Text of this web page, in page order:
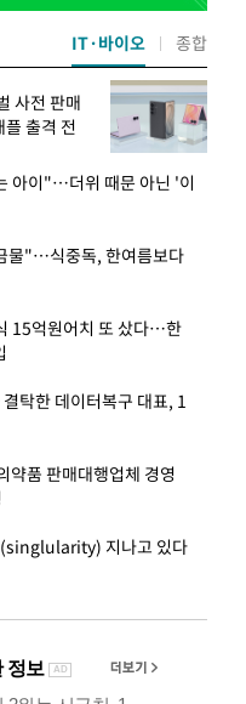
사전 판매
출격 전
아이"…더위 때문 아닌 '이
물"…식중독, 한여름보다
15억원어치 또 샀다…한
탁한 데이터복구 대표, 1
약품 판매대행업체 경영
(singlularity) 지나고 있다
IT·바이오 종합